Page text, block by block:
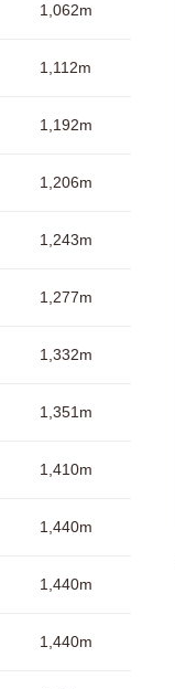
1,062m
1,112m
1,192m
1,206m
1,243m
1,277m
1,332m
1,351m
1,410m
1,440m
1,440m
1,440m